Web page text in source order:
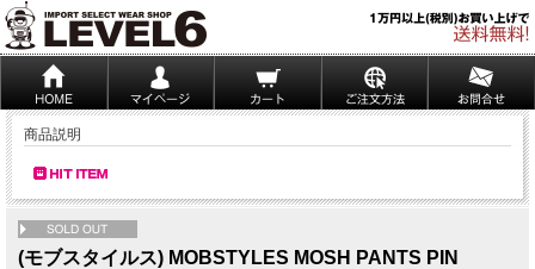
商品説明
(モブスタイルス) MOBSTYLES MOSH PANTS PIN